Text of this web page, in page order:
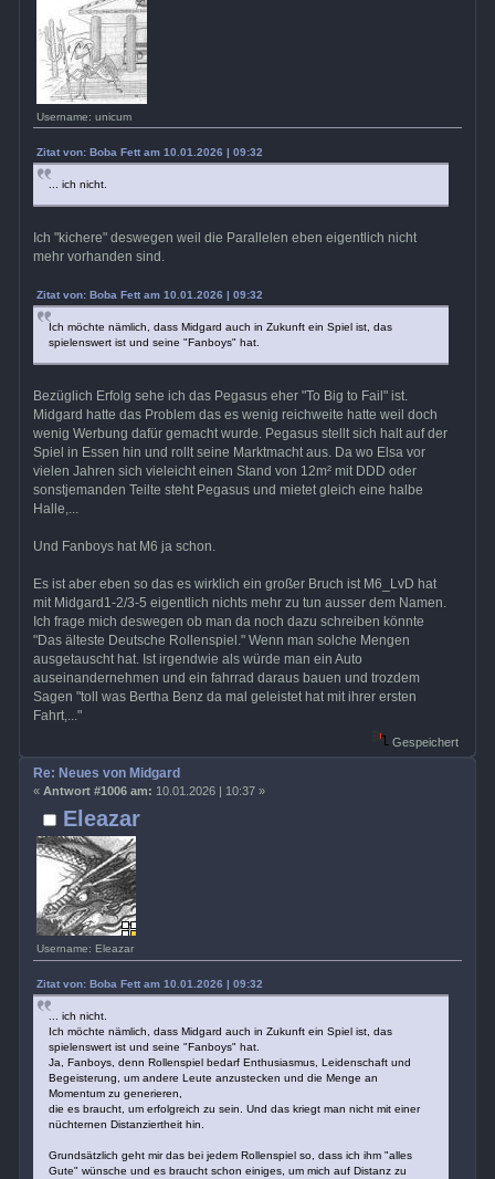
Username: unicum
Zitat von: Boba Fett am 10.01.2026 | 09:32
... ich nicht.
Ich "kichere" deswegen weil die Parallelen eben eigentlich nicht
mehr vorhanden sind.
Zitat von: Boba Fett am 10.01.2026 | 09:32
Ich möchte nämlich, dass Midgard auch in Zukunft ein Spiel ist, das
spielenswert ist und seine "Fanboys" hat.
Bezüglich Erfolg sehe ich das Pegasus eher "To Big to Fail" ist.
Midgard hatte das Problem das es wenig reichweite hatte weil doch
wenig Werbung dafür gemacht wurde. Pegasus stellt sich halt auf der
Spiel in Essen hin und rollt seine Marktmacht aus. Da wo Elsa vor
vielen Jahren sich vieleicht einen Stand von 12m² mit DDD oder
sonstjemanden Teilte steht Pegasus und mietet gleich eine halbe
Halle,...
Und Fanboys hat M6 ja schon.
Es ist aber eben so das es wirklich ein großer Bruch ist M6_LvD hat
mit Midgard1-2/3-5 eigentlich nichts mehr zu tun ausser dem Namen.
Ich frage mich deswegen ob man da noch dazu schreiben könnte
"Das älteste Deutsche Rollenspiel." Wenn man solche Mengen
ausgetauscht hat. Ist irgendwie als würde man ein Auto
auseinandernehmen und ein fahrrad daraus bauen und trozdem
Sagen "toll was Bertha Benz da mal geleistet hat mit ihrer ersten
Fahrt,..."
Gespeichert
Eleazar
Username: Eleazar
Re: Neues von Midgard
« Antwort #1006 am: 10.01.2026 | 10:37 »
Zitat von: Boba Fett am 10.01.2026 | 09:32
... ich nicht.
Ich möchte nämlich, dass Midgard auch in Zukunft ein Spiel ist, das
spielenswert ist und seine "Fanboys" hat.
Ja, Fanboys, denn Rollenspiel bedarf Enthusiasmus, Leidenschaft und
Begeisterung, um andere Leute anzustecken und die Menge an
Momentum zu generieren,
die es braucht, um erfolgreich zu sein. Und das kriegt man nicht mit einer
nüchternen Distanziertheit hin.
Grundsätzlich geht mir das bei jedem Rollenspiel so, dass ich ihm "alles
Gute" wünsche und es braucht schon einiges, um mich auf Distanz zu